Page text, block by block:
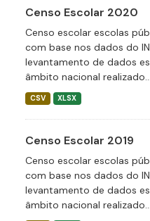
Censo Escolar 2020
Censo escolar escolas
com base nos dados do
levantamento de dados
âmbito nacional realizado...
CSV XLSX
Censo Escolar 2019
Censo escolar escolas
com base nos dados do
levantamento de dados
âmbito nacional realizado...